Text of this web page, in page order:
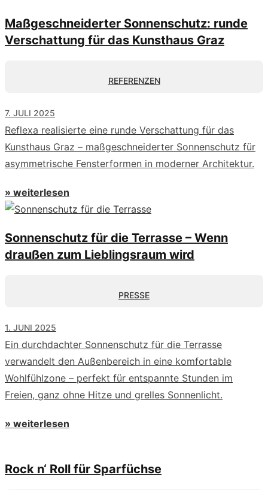
Maßgeschneiderter Sonnenschutz: runde
Verschattung für das Kunsthaus Graz
REFERENZEN
7. JULI 2025
Reflexa realisierte eine runde Verschattung für das
Kunsthaus Graz – maßgeschneiderter Sonnenschutz für
asymmetrische Fensterformen in moderner Architektur.
» weiterlesen
Sonnenschutz für die Terrasse – Wenn
draußen zum Lieblingsraum wird
PRESSE
1. JUNI 2025
Ein durchdachter Sonnenschutz für die Terrasse
verwandelt den Außenbereich in eine komfortable
Wohlfühlzone – perfekt für entspannte Stunden im
Freien, ganz ohne Hitze und grelles Sonnenlicht.
» weiterlesen
Rock n‘ Roll für Sparfüchse